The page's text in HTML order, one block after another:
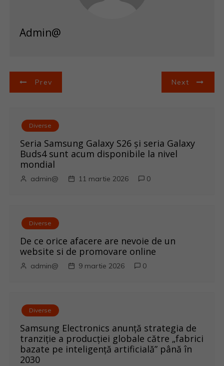
Admin@
N
Prev Next
Diverse
Seria Samsung Galaxy S26 și seria Galaxy
Buds4 sunt acum disponibile la nivel
mondial
admin@ 11 martie 2026 0
Diverse
De ce orice afacere are nevoie de un
website si de promovare online
admin@ 9 martie 2026 0
Diverse
Samsung Electronics anunță strategia de
tranziție a producției globale către „fabrici
bazate pe inteligență artificială” până în
2030